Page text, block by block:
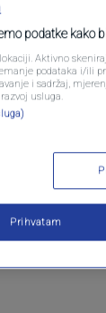
Oglas
podatke kako
Aktivno
podataka i/ili
i sadržaj,
usluga.
Prihvatam